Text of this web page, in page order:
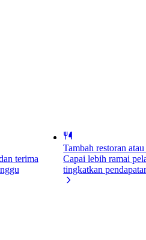
terima
Tambah restoran
Capai lebih ramai
tingkatkan